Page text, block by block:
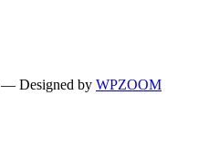
— Designed by WPZOOM